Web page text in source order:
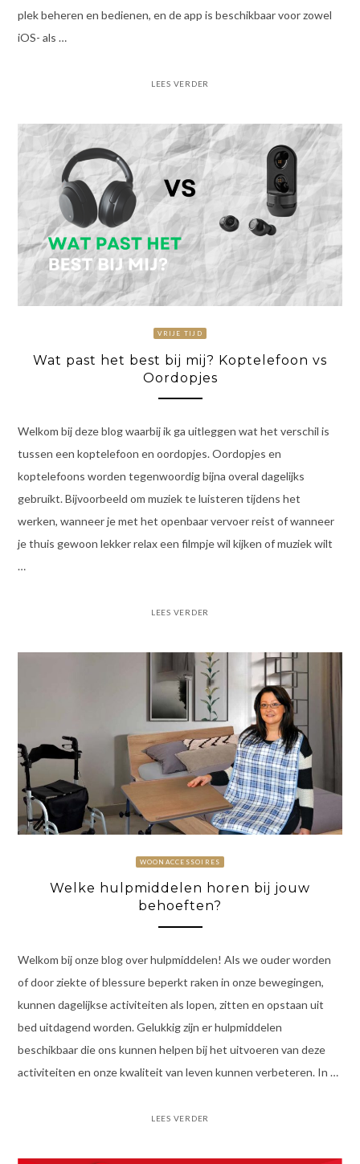
plek beheren en bedienen, en de app is beschikbaar voor zowel
iOS- als …
LEES VERDER
VRIJE TIJD
Wat past het best bij mij? Koptelefoon vs
Oordopjes
Welkom bij deze blog waarbij ik ga uitleggen wat het verschil is
tussen een koptelefoon en oordopjes. Oordopjes en
koptelefoons worden tegenwoordig bijna overal dagelijks
gebruikt. Bijvoorbeeld om muziek te luisteren tijdens het
werken, wanneer je met het openbaar vervoer reist of wanneer
je thuis gewoon lekker relax een filmpje wil kijken of muziek wilt
…
LEES VERDER
WOONACCESSOIRES
Welke hulpmiddelen horen bij jouw
behoeften?
Welkom bij onze blog over hulpmiddelen! Als we ouder worden
of door ziekte of blessure beperkt raken in onze bewegingen,
kunnen dagelijkse activiteiten als lopen, zitten en opstaan uit
bed uitdagend worden. Gelukkig zijn er hulpmiddelen
beschikbaar die ons kunnen helpen bij het uitvoeren van deze
activiteiten en onze kwaliteit van leven kunnen verbeteren. In …
LEES VERDER